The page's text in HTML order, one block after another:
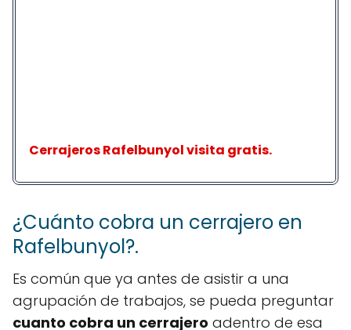
Cerrajeros Rafelbunyol visita gratis.
¿Cuánto cobra un cerrajero en
Rafelbunyol?.
Es común que ya antes de asistir a una
agrupación de trabajos, se pueda preguntar
cuanto cobra un cerrajero adentro de esa